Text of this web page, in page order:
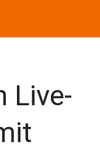
Live-